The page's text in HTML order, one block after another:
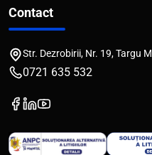
Contact
Str. Dezrobirii, Nr. 19, Targu
0721 635 532